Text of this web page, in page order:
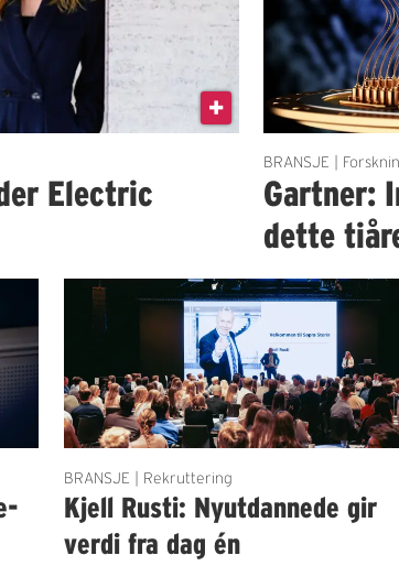
Electric
BRANSJE |
Gartner:
dette
BRANSJE | Rekruttering
Kjell Rusti: Nyutdannede gir
verdi fra dag én